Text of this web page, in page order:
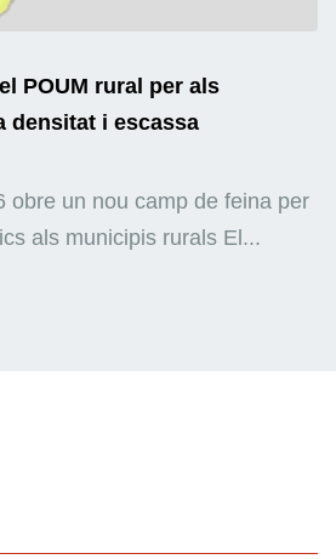
POUM rural per als
densitat i escassa
obre un nou camp de feina per
als municipis rurals El...